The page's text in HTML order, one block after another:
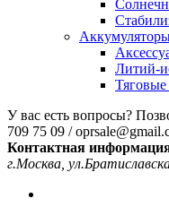
Литий-
У вас есть вопросы?
709 75 09 /
Контактная
г.Москва,